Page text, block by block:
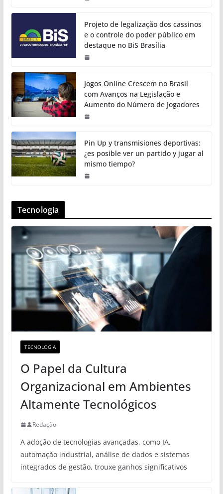
Projeto de legalização dos cassinos
e o controle do poder público em
destaque no BiS Brasília
Jogos Online Crescem no Brasil
com Avanços na Legislação e
Aumento do Número de Jogadores
Pin Up y transmisiones deportivas:
¿es posible ver un partido y jugar al
mismo tiempo?
Tecnologia
TECNOLOGIA
O Papel da Cultura
Organizacional em Ambientes
Altamente Tecnológicos
Redação
A adoção de tecnologias avançadas, como IA,
automação industrial, análise de dados e sistemas
integrados de gestão, trouxe ganhos significativos